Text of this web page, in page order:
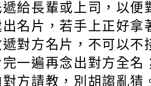
給長輩或上司，以便
名片，若手上正好拿
對方名片，不可以不
一遍再念出對方全名
方請教，別胡謅亂猜